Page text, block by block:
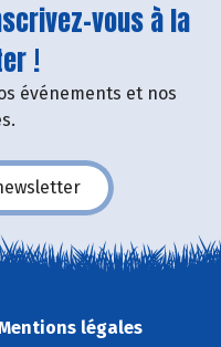
vous à la
!
événements et nos
légales